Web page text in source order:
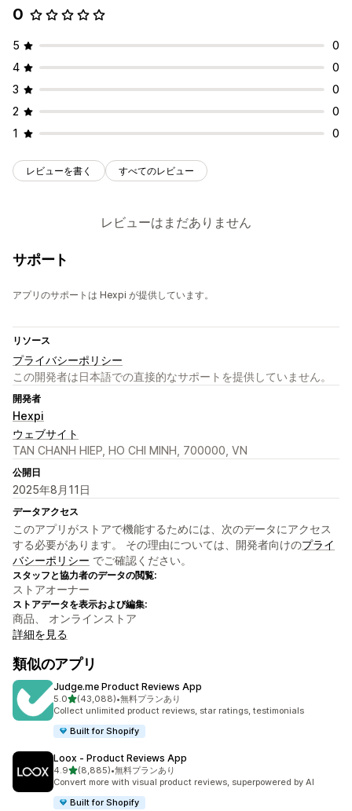
0
5
0
4
0
3
0
2
0
1
0
レビューを書く すべてのレビュー
レビューはまだありません
サポート
アプリのサポートは Hexpi が提供しています。
リソース
プライバシーポリシー
この開発者は日本語での直接的なサポートを提供していません。
開発者
Hexpi
ウェブサイト
TAN CHANH HIEP, HO CHI MINH, 700000, VN
公開日
2025年8月11日
データアクセス
このアプリがストアで機能するためには、次のデータにアクセス
する必要があります。 その理由については、開発者向けのプライ
バシーポリシー でご確認ください。
スタッフと協力者のデータの閲覧:
ストアオーナー
ストアデータを表示および編集:
商品、 オンラインストア
詳細を見る
類似のアプリ
Judge.me Product Reviews App
5.05つ星中
(43,088)
合計レビュー数：43088件
•無料プランあり
Collect unlimited product reviews, star ratings, testimonials
Built for Shopify
Loox ‑ Product Reviews App
4.95つ星中
(8,885)
合計レビュー数：8885件
•無料プランあり
Convert more with visual product reviews, superpowered by AI
Built for Shopify